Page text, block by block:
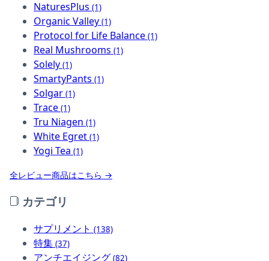
NaturesPlus (1)
Organic Valley (1)
Protocol for Life Balance (1)
Real Mushrooms (1)
Solely (1)
SmartyPants (1)
Solgar (1)
Trace (1)
Tru Niagen (1)
White Egret (1)
Yogi Tea (1)
全レビュー商品はこちら →
カテゴリ
サプリメント (138)
特集 (37)
アンチエイジング (82)